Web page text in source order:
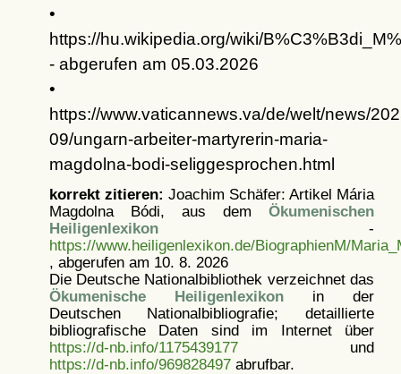
•
https://hu.wikipedia.org/wiki/
- abgerufen am 05.03.2026
•
https://www.vaticannews.va/de/welt/news/
09/ungarn-arbeiter-martyrerin-maria-
magdolna-bodi-seliggesprochen.html
korrekt zitieren: Joachim Schäfer: Artikel
Mária
Magdolna Bódi, aus dem Ökumenischen
Heiligenlexikon-
https://www.heiligenlexikon.de/BiographienM/
, abgerufen am 10. 8. 2026
Die Deutsche Nationalbibliothek verzeichnet das
Ökumenische Heiligenlexikonin der
Deutschen Nationalbibliografie; detaillierte
bibliografische Daten sind im Internet über
https://d-nb.info/1175439177und
https://d-nb.info/969828497abrufbar.